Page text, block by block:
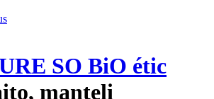
SO BiO étic
manteli